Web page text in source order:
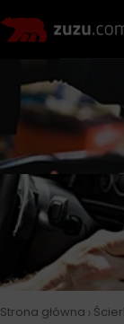
Strona główna ›